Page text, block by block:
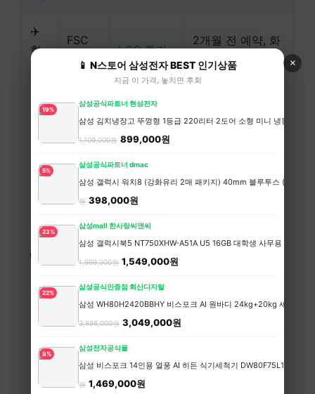
✈️
항
FSC
정가
LCC 특가
2개월 전 예약, 화
~목 출발
🏨
박
호텔
호스텔/에
어비앤비
도미토리, 장기할
🍜
식
관광지
식당
현지 시장/
마트
아침 숙소, 점심 현
🚌
통
택시/
투어
대중교통/
도보
관
×
📱 N스토어 삼성전자 BEST 인기상품
지금 이 가격, 놓치면 후회
19%
삼성공식파트너 현성전자
삼성 김치냉장고 뚜껑형 1등급 220리터 2도어 소형 미니 냉동 1인 김
1,109,000원 899,000원
5%
삼성공식파트너 dmac
삼성 갤럭시 워치8 (강화유리 2매 패키지) 40mm 블루투스 (히든코
원 398,000원
23%
삼성mall 한사랑씨앤씨
삼성 갤럭시북5 NT750XHW-A51A U5 16GB 대학생 사무용 인강용
1,999,000원 1,549,000원
22%
삼성공식인증점 회산디지털
삼성 WH80H2420BBHY 비스포크 AI 원바디 24kg+20kg 세제자동
3,898,000원 3,049,000원
8%
삼성전자공식몰
삼성 비스포크 14인용 열풍 AI 히든 식기세척기 DW80F75L1U01
원 1,469,000원